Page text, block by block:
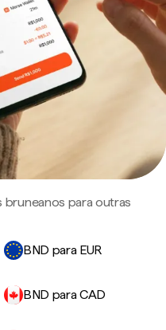
bruneanos para outras
BND para EUR
BND para CAD